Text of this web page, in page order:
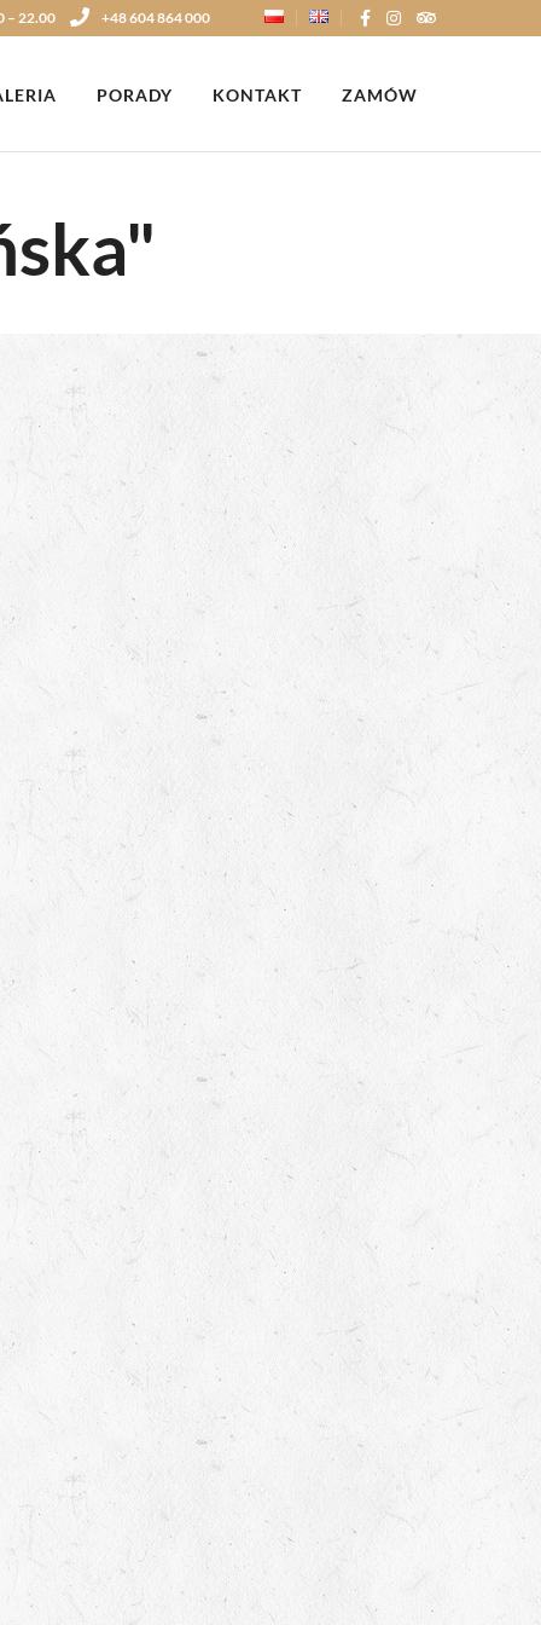
– 22.00 +48 604 864 000
PORADY KONTAKT ZAMÓW